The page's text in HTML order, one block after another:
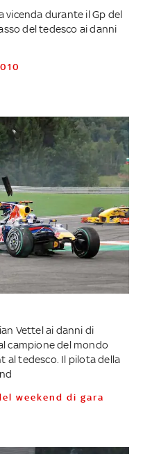
vicenda durante il Gp del
del tedesco ai danni
Vettel ai danni di
campione del mondo
al tedesco. Il pilota della
weekend di gara